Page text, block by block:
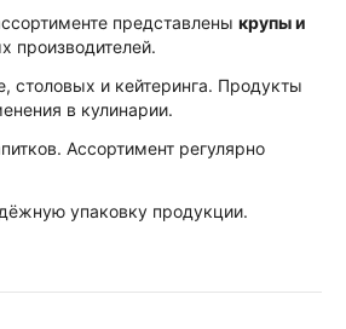
представлены крупы и
производителей.
столовых и кейтеринга. Продукты
в кулинарии.
Ассортимент регулярно
упаковку продукции.